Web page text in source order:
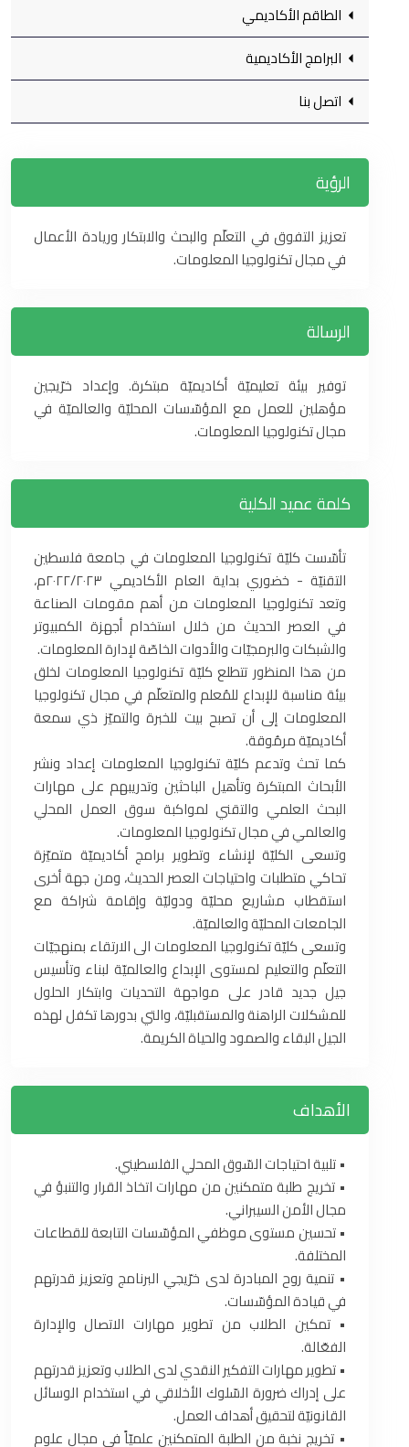
الطاقم الأكاديمي
البرامج الأكاديمية
اتصل بنا
الرؤية
تعزيز التفوق في التعلّم والبحث والابتكار وريادة الأعمال
في مجال تكنولوجيا المعلومات.
الرسالة
توفير بيئة تعليميّة أكاديميّة مبتكرة. وإعداد خرّيجين
مؤهلين للعمل مع المؤسّسات المحليّة والعالميّة في
مجال تكنولوجيا المعلومات.
كلمة عميد الكلية
تأسّست كليّة تكنولوجيا المعلومات في جامعة فلسطين
التقنيّة - خضوري بداية العام الأكاديمي ‏‏٢٠٢٢/٢٠٢٣م،
‏‎وتعد تكنولوجيا المعلومات من أهم مقومات الصناعة
في العصر الحديث من خلال استخدام أجهزة ‏الكمبيوتر
والشبكات والبرمجيّات والأدوات الخاصّة لإدارة المعلومات.
من هذا المنظور تتطلع كليّة ‏تكنولوجيا المعلومات لخلق
بيئة مناسبة للإبداع للمُعلم والمتعلّم في مجال تكنولوجيا
المعلومات إلى أن ‏تصبح بيت للخبرة والتميّز ذي سمعة
أكاديميّة مرمُوقة. ‏
كما تحث وتدعم كليّة تكنولوجيا المعلومات إعداد ونشر
الأبحاث المبتكرة وتأهيل الباحثين وتدريبهم ‏على مهارات
البحث العلمي والتقني لمواكبة سوق العمل المحلي
والعالمي في مجال تكنولوجيا ‏المعلومات.
وتسعى الكليّة لإنشاء وتطوير برامج أكاديميّة متميّزة
تحاكي متطلبات واحتياجات العصر ‏الحديث، ومن جهة أخرى
استقطاب مشاريع محليّة ودوليّة وإقامة شراكة مع
الجامعات المحليّة ‏والعالميّة. ‏
وتسعى كليّة تكنولوجيا المعلومات الى الارتقاء بمنهجيّات
التعلّم والتعليم لمستوى الإبداع والعالميّة لبناء ‏وتأسيس
جيل جديد قادر على مواجهة التحديات وابتكار الحلول
للمشكلات الراهنة والمستقبليّة، والتي ‏بدورها تكفل لهذه
الجيل البقاء والصمود والحياة الكريمة. ‏
الأهداف
‏•‏ تلبية احتياجات السّوق المحلي الفلسطيني.‏
‏•‏ تخريج طلبة متمكنين من مهارات اتخاذ القرار والتنبؤ في
مجال الأمن السيبراني.‏
‏•‏ تحسين مستوى موظفي المؤسّسات التابعة للقطاعات
المختلفة.‏
‏•‏ تنمية روح المبادرة لدى خرّيجي البرنامج وتعزيز قدرتهم
في قيادة المؤسّسات.‏
‏•‏ تمكين الطلاب من تطوير مهارات الاتصال والإدارة
الفعّالة‎.‎
‏•‏ تطوير مهارات التفكير النقدي لدى الطلاب وتعزيز قدرتهم
على إدراك ضرورة السّلوك الأخلاقي في استخدام ‏الوسائل
القانونيّة لتحقيق أهداف العمل‎.‎
‏•‏ تخريج نخبة من الطلبة المتمكنين علميّاً في مجال علوم